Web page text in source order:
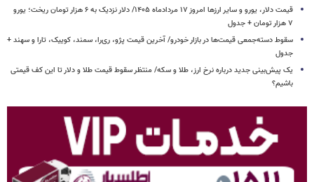
قیمت دلار، یورو و سایر ارزها امروز ۱۷ مردادماه ۱۴۰۵/ دلار نزدیک به ۶ هزار تومان ریخت؛ یورو
۷ هزار تومان + جدول
سقوط دسته‌جمعی قیمت‌ها در بازار خودرو/ آخرین قیمت پژو، ری‌را، سمند، کوییک، تارا و سهند +
جدول
یک پیش‌بینی جدید درباره نرخ ارز، طلا و سکه/ منتظر سقوط قیمت طلا و دلار تا این کف قیمتی
باشیم؟